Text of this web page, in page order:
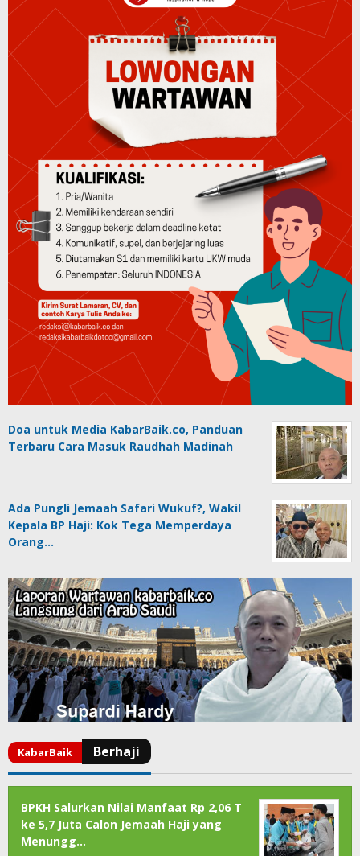
Doa untuk Media KabarBaik.co, Panduan
Terbaru Cara Masuk Raudhah Madinah
Ada Pungli Jemaah Safari Wukuf?, Wakil
Kepala BP Haji: Kok Tega Memperdaya
Orang…
BPKH Salurkan Nilai Manfaat Rp 2,06 T
ke 5,7 Juta Calon Jemaah Haji yang
Menungg…